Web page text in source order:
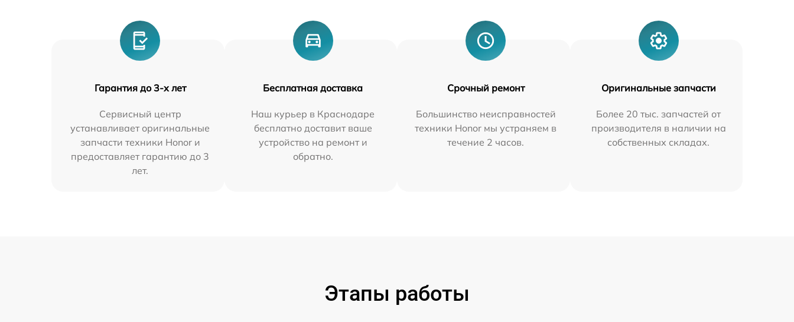
Гарантия до 3-х лет
Сервисный центр
устанавливает оригинальные
запчасти техники Honor и
предоставляет гарантию до 3
лет.
Бесплатная доставка
Наш курьер в Краснодаре
бесплатно доставит ваше
устройство на ремонт и
обратно.
Срочный ремонт
Большинство неисправностей
техники Honor мы устраняем в
течение 2 часов.
Оригинальные запчасти
Более 20 тыс. запчастей от
производителя в наличии на
собственных складах.
Этапы работы